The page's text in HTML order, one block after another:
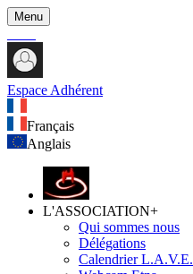
Menu
Espace Adhérent
Français
Anglais
L'ASSOCIATION+
Qui sommes nous
Délégations
Calendrier L.A.V.E.